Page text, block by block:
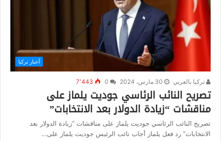
أخبار تركيا
تركيا بالعربي 30 مارس، 2024 7٬443
تصريح النائب الرئاسي جوديت يلماز على
مناقشات “زيادة الدولار بعد الانتخابات”
تصريح النائب الرئاسي جوديت يلماز على مناقشات “زيادة الدولار بعد
الانتخابات” رد فعل يلماز أجاب نائب الرئيس جوديت يلماز على…